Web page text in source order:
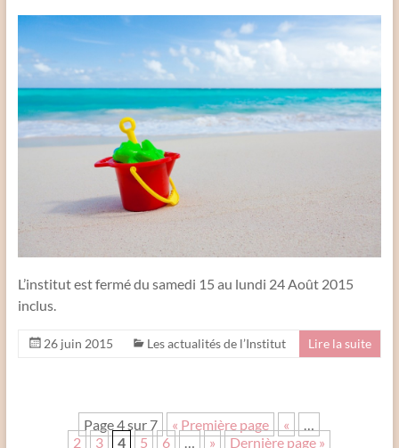
L’institut est fermé du samedi 15 au lundi 24 Août 2015
inclus.
26 juin 2015 Les actualités de l’Institut Lire la suite
Page 4 sur 7 « Première page «
2
3 4 5 6 … » Dernière page »